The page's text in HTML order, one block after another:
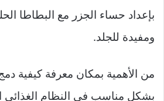
بإعداد حساء الجزر مع البطاطا
ومفيدة للجلد.
من الأهمية بمكان معرفة كيفية
بشكل مناسب في النظام الغذائي